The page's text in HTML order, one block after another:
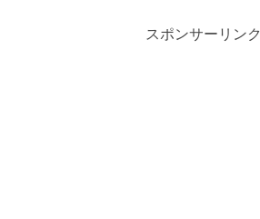
スポンサーリンク